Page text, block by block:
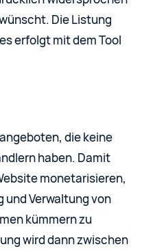
Die Listung
erfolgt mit dem Tool
die keine
haben. Damit
monetarisieren,
und Verwaltung von
kümmern zu
wird dann zwischen